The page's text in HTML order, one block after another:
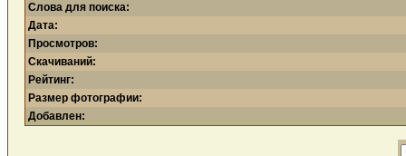
Слова для поиска:
Дата:
Просмотров:
Скачиваний:
Рейтинг:
Размер фотографии:
Добавлен: